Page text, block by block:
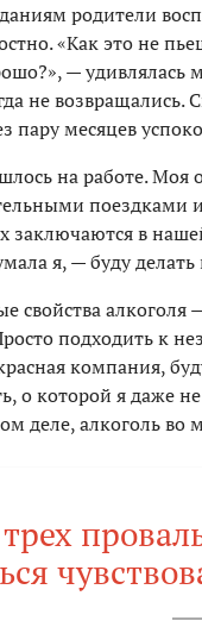
родители
«Как это не
—
не возвращались.
пару месяцев
на работе. Моя
поездками
заключаются в
я, — буду
свойства
подходить к
компания,
о которой я даже
деле, алкоголь во